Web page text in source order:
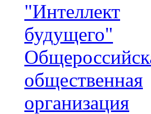
"Интеллект
будущего"
общественная
организация